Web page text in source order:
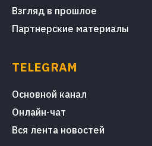
Взгляд в прошлое
Партнерские материалы
TELEGRAM
Основной канал
Онлайн-чат
Вся лента новостей